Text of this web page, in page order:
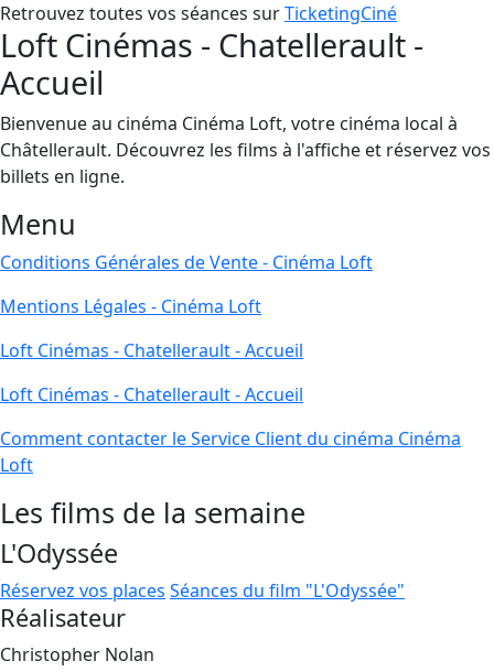
Retrouvez toutes vos séances surTicketingCiné
Loft Cinémas - Chatellerault -
Accueil
Bienvenue au cinéma Cinéma Loft, votre cinéma local à
Châtellerault. Découvrez les films à l'affiche et réservez vos
billets en ligne.
Menu
Conditions Générales de Vente - Cinéma Loft
Mentions Légales - Cinéma Loft
Loft Cinémas - Chatellerault - Accueil
Loft Cinémas - Chatellerault - Accueil
Comment contacter le Service Client du cinéma Cinéma
Loft
Les films de la semaine
L'Odyssée
Réservez vos places Séances du film "L'Odyssée"
Réalisateur
Christopher Nolan